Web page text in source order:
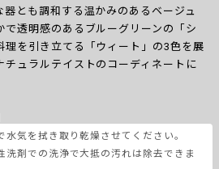
とも調和する温かみのあるベージュ
で透明感のあるブルーグリーンの「シ
理を引き立てる「ウィート」の3色を展
チュラルテイストのコーディネートに
水気を拭き取り乾燥させてください。
洗剤での洗浄で大抵の汚れは除去できま